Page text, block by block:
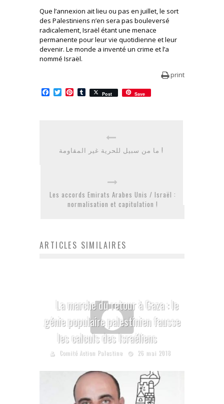
Que l’annexion ait lieu ou pas en juillet, le sort
des Palestiniens n’en sera pas bouleversé
radicalement, Israël étant une menace
permanente pour leur vie quotidienne et leur
devenir. Le monde a inventé un crime et l’a
nommé Israël.
print
Facebook
TwitterPinterest
Tumblr
Post Save
ما من سبيل للحرية غير المقاومة !
Les accords Emirats Arabes Unis / Israël :
normalisation et capitulation !
ARTICLES SIMILAIRES
La marche du retour à Gaza : le
génie populaire palestinien fausse
les calculs des Israéliens
Comité Action Palestine 26 mai 2018